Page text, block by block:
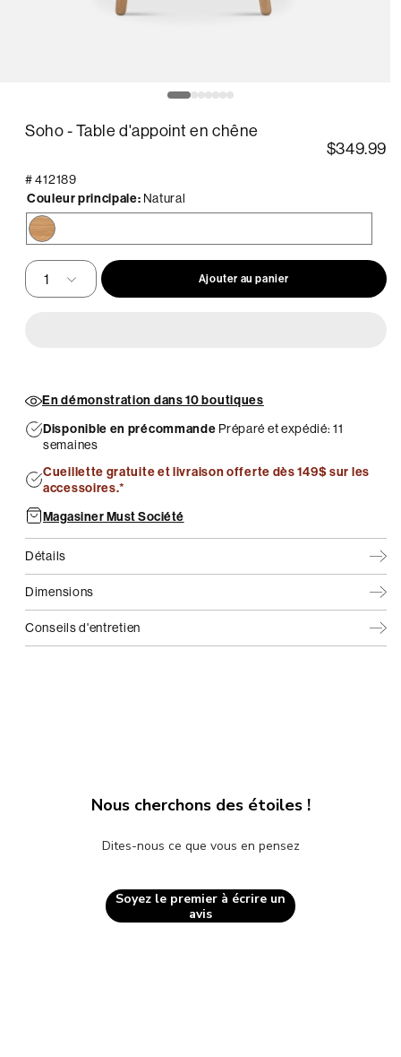
Soho - Table d'appoint en chêne
$349.99
#412189
Couleur principale: Natural
Natural
Ajouter au panier
En démonstration dans 10 boutiques
Disponible en précommande Préparé et expédié: 11
semaines
Cueillette gratuite et livraison offerte dès 149$ sur les
accessoires.*
Magasiner Must Société
Détails
Dimensions
Conseils d'entretien
Nous cherchons des étoiles !
Dites-nous ce que vous en pensez
Soyez le premier à écrire un
avis